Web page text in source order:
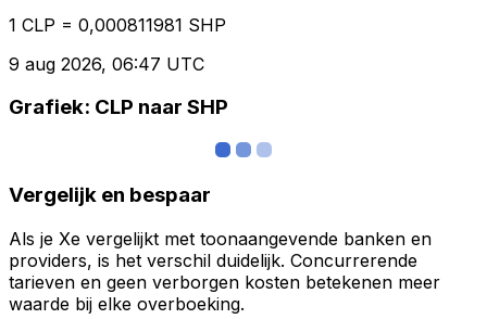
1 CLP = 0,000811981 SHP
9 aug 2026, 06:47 UTC
Grafiek: CLP naar SHP
Vergelijk en bespaar
Als je Xe vergelijkt met toonaangevende banken en
providers, is het verschil duidelijk. Concurrerende
tarieven en geen verborgen kosten betekenen meer
waarde bij elke overboeking.